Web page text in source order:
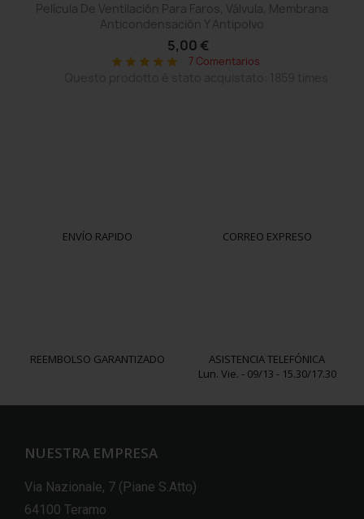
Película De Ventilación Para Faros, Válvula, Membrana
Anticondensación Y Antipolvo
5,00 €
star star star star star 7 Comentarios
ENVÍO RAPIDO CORREO EXPRESO
REEMBOLSO GARANTIZADO
ASISTENCIA TELEFÓNICA
Lun. Vie. - 09/13 - 15.30/17.30
NUESTRA EMPRESA
Via Nazionale, 7 (Piane S.Atto)
64100 Teramo